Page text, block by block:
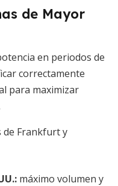
de Mayor
en periodos de
correctamente
para maximizar
Frankfurt y
máximo volumen y